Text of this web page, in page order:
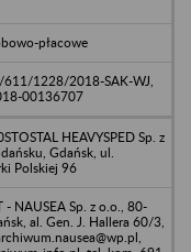
płacowe
1228/2018-SAK-WJ,
00136707
HEAVYSPED Sp. z
Gdańsk, ul.
Polskiej 96
- NAUSEA Sp. z o.o., 80-
al. Gen. J. Hallera 60/3,